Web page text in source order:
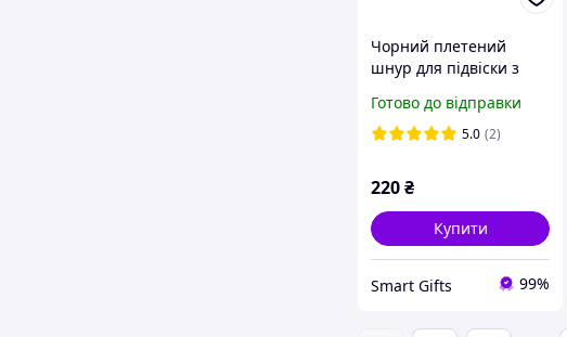
Чорний плетений
шнур для підвіски з
см, діаметр 2 мм
Готово до відправки
5.0 (2)
220₴
Купити
Smart Gifts 99%